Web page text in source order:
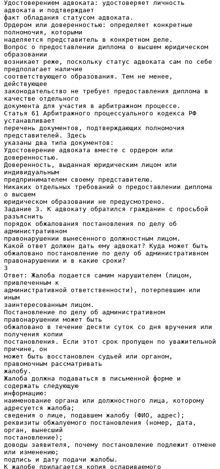
Удостоверением адвоката: удостоверяет личность
адвоката и подтверждает
факт обладания статусом адвоката.
Ордером или доверенностью: определяет конкретные
полномочия, которыми
наделяется представитель в конкретном деле.
Вопрос о предоставлении диплома о высшем юридическом
образовании
возникает реже, поскольку статус адвоката сам по себе
предполагает наличие
соответствующего образования. Тем не менее,
действующее
законодательство не требует предоставления диплома в
качестве отдельного
документа для участия в арбитражном процессе.
Статья 61 Арбитражного процессуального кодекса РФ
устанавливает
перечень документов, подтверждающих полномочия
представителей. Здесь
указаны два типа документов:
Удостоверение адвоката вместе с ордером или
доверенностью.
Доверенность, выданная юридическим лицом или
индивидуальным
предпринимателем своему представителю.
Никаких отдельных требований о предоставлении диплома
о высшем
юридическом образовании не предусмотрено.
Задание 3. К адвокату обратился гражданин с просьбой
разъяснить
порядок обжалования постановления по делу об
административном
правонарушении вынесенного должностным лицом.
Какой ответ должен дать ему адвокат? Куда может быть
обжаловано постановление по делу об административном
правонарушении и в какие сроки?
3
Ответ: Жалоба подается самим нарушителем (лицом,
привлеченным к
административной ответственности), потерпевшим или
иным
заинтересованным лицом.
Постановление по делу об административном
правонарушении может быть
обжаловано в течение десяти суток со дня вручения или
получения копии
постановления. Если этот срок пропущен по уважительной
причине, он
может быть восстановлен судьей или органом,
правомочным рассматривать
жалобу.
Жалоба должна подаваться в письменной форме и
содержать следующую
информацию:
наименование органа или должностного лица, которому
адресуется жалоба;
сведения о лице, подавшем жалобу (ФИО, адрес);
реквизиты обжалуемого постановления (номер, дата,
орган, вынесший
постановление);
доводы заявителя, почему постановление подлежит отмене
или изменению;
подпись и дату подачи жалобы.
К жалобе прилагается копия оспариваемого